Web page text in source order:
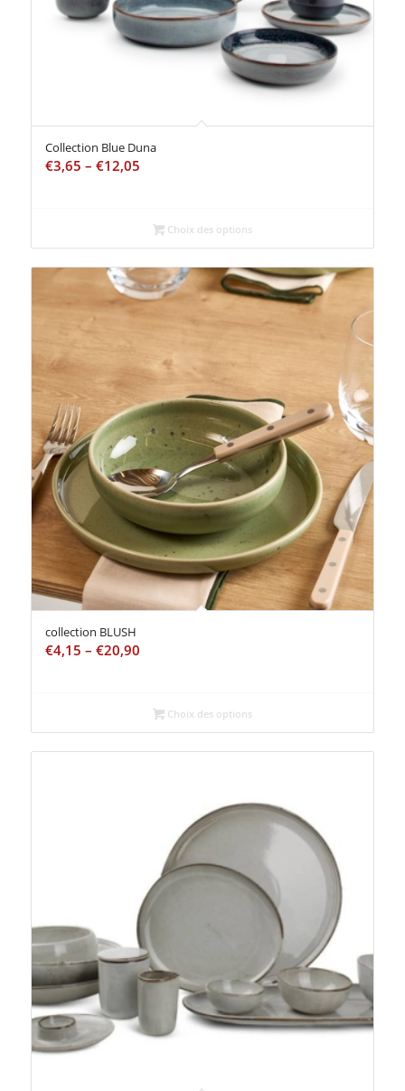
Collection Blue Duna
€3,65 – €12,05
Choix des options
collection BLUSH
€4,15 – €20,90
Choix des options